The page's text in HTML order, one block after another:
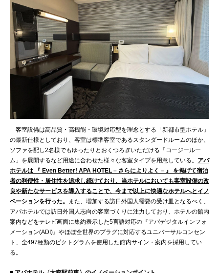
客室設備は高品質・高機能・環境対応型を理念とする「新都市型ホテル」
の最新仕様としており、客室は標準客室であるスタンダードルームのほか、
ソファを配し2名様でもゆったりとおくつろぎいただける「コージールー
ム」を展開するなど用途に合わせた様々な客室タイプを用意している。 アパ
ホテルは 『 Even Better! APA HOTEL – さらによりよく – 』 を掲げて宿泊
者の利便性・居住性を追求し続けており、当ホテルにおいても客室設備の改
良や新たなサービスを導入することで、今まで以上に快適なホテルへとイノ
ベーションを行った。
また、増加する訪日外国人需要の受け皿となるべく、
アパホテルでは訪日外国人志向の客室づくりに注力しており、ホテルの館内
案内などをテレビ画面に集約表示した5言語対応の『アパデジタルインフォ
メーション(ADI)』やほぼ全世界のプラグに対応するユニバーサルコンセン
ト、全497種類のピクトグラムを使用した館内サイン・案内を採用してい
る。